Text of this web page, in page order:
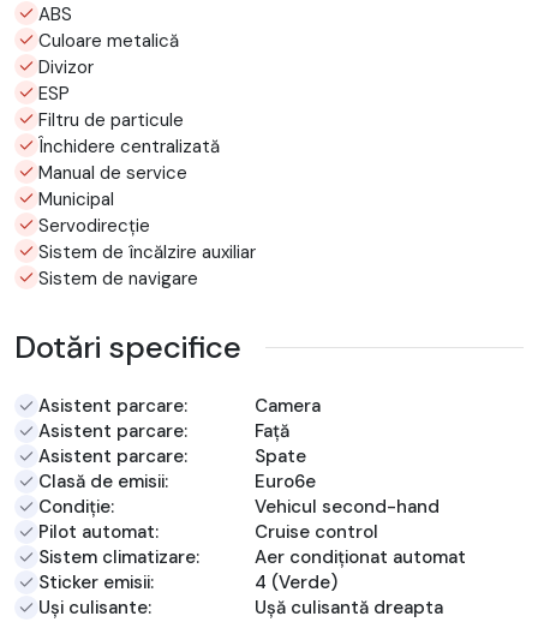
ABS
Culoare metalică
Divizor
ESP
Filtru de particule
Închidere centralizată
Manual de service
Municipal
Servodirecție
Sistem de încălzire auxiliar
Sistem de navigare
Dotări specifice
Asistent parcare:
Camera
Asistent parcare:
Față
Asistent parcare:
Spate
Clasă de emisii:
Euro6e
Condiție:
Vehicul second-hand
Pilot automat:
Cruise control
Sistem climatizare:
Aer condiționat automat
Sticker emisii:
4 (Verde)
Uși culisante:
Ușă culisantă dreapta